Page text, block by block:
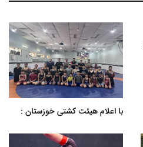
با اعلام هیئت کشتی خوزستان :